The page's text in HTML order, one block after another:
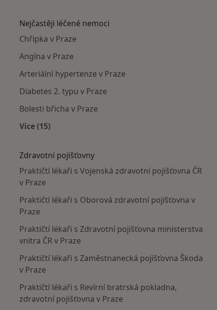
Nejčastěji léčené nemoci
Chřipka v Praze
Angína v Praze
Arteriální hypertenze v Praze
Diabetes 2. typu v Praze
Bolesti břicha v Praze
Více (15)
Zdravotní pojišťovny
Praktičtí lékaři s Vojenská zdravotní pojišťovna ČR
v Praze
Praktičtí lékaři s Oborová zdravotní pojišťovna v
Praze
Praktičtí lékaři s Zdravotní pojišťovna ministerstva
vnitra ČR v Praze
Praktičtí lékaři s Zaměstnanecká pojišťovna Škoda
v Praze
Praktičtí lékaři s Revírní bratrská pokladna,
zdravotní pojišťovna v Praze